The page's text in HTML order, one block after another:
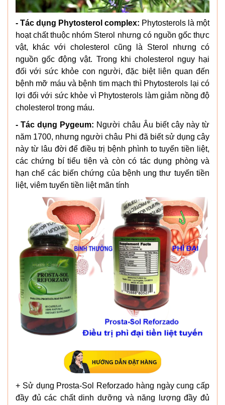
- Tác dụng Phytosterol complex: Phytosterols là một
hoạt chất thuộc nhóm Sterol nhưng có nguồn gốc thực
vật, khác với cholesterol cũng là Sterol nhưng có
nguồn gốc động vật. Trong khi cholesterol nguy hại
đối với sức khỏe con người, đặc biệt liên quan đến
bệnh mỡ máu và bệnh tim mạch thì Phytosterols lại có
lợi đối với sức khỏe vì Phytosterols làm giảm nồng độ
cholesterol trong máu.
- Tác dụng Pygeum: Người châu Âu biết cây này từ
năm 1700, nhưng người châu Phi đã biết sử dụng cây
này từ lâu đời để điều trị bệnh phình to tuyến tiền liệt,
các chứng bí tiểu tiện và còn có tác dụng phòng và
hạn chế các biến chứng của bệnh ung thư tuyến tiền
liệt, viêm tuyến tiền liệt mãn tính
+ Sử dụng Prosta-Sol Reforzado hàng ngày cung cấp
đầy đủ các chất dinh dưỡng và năng lượng đầy đủ